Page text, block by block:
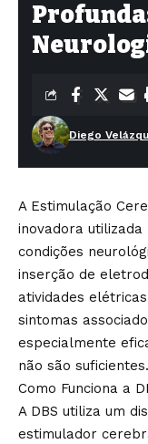
Diego
A Estimulação
inovadora
condições
inserção de
atividades
sintomas
especialmente
não são suficientes.
Como Funciona a
A DBS utiliza um
estimulador